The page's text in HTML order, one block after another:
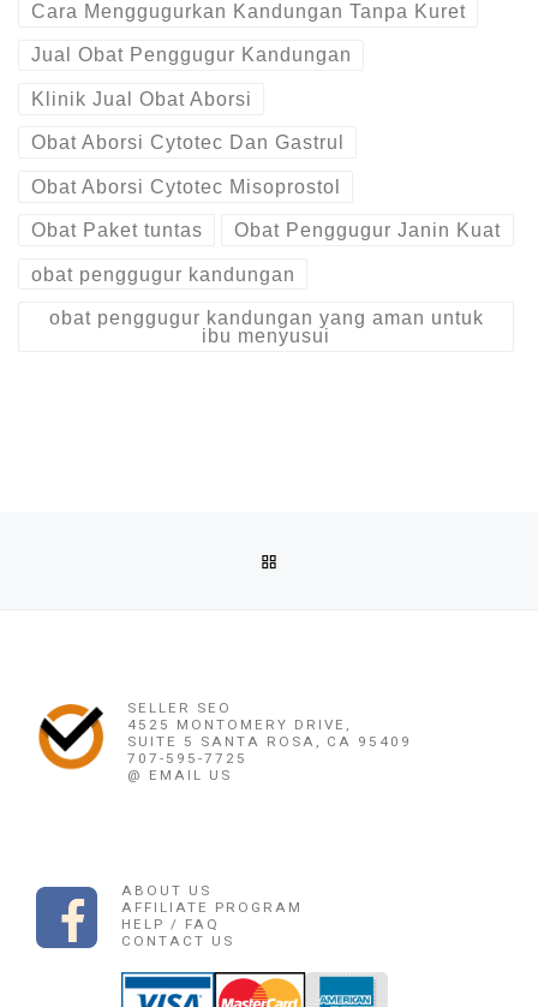
Cara Menggugurkan Kandungan Tanpa Kuret
Jual Obat Penggugur Kandungan
Klinik Jual Obat Aborsi
Obat Aborsi Cytotec Dan Gastrul
Obat Aborsi Cytotec Misoprostol
Obat Paket tuntas Obat Penggugur Janin Kuat
obat penggugur kandungan
obat penggugur kandungan yang aman untuk
ibu menyusui
SELLER SEO
4525 MONTOMERY DRIVE,
SUITE 5 SANTA ROSA, CA 95409
707-595-7725
@ EMAIL US
ABOUT US
AFFILIATE PROGRAM
HELP / FAQ
CONTACT US